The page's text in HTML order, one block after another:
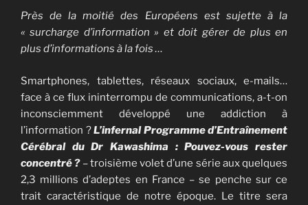
Près de la moitié des Européens est sujette à la
« surcharge d’information » et doit gérer de plus en
plus d’informations à la fois …
Smartphones, tablettes, réseaux sociaux, e-mails…
face à ce flux ininterrompu de communications, a-t-on
inconsciemment développé une addiction à
l’information ?L’infernal Programme d’Entraînement
Cérébral du Dr Kawashima : Pouvez-vous rester
concentré ? – troisième volet d’une série aux quelques
2,3 millions d’adeptes en France – se penche sur ce
trait caractéristique de notre époque. Le titre sera